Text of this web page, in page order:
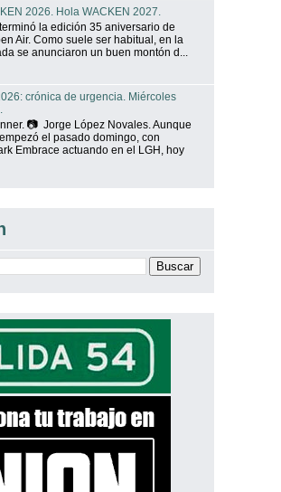
2026. Hola WACKEN 2027.
la edición 35 aniversario de
Air. Como suele ser habitual, en la
se anunciaron un buen montón d...
crónica de urgencia. Miércoles
📷 Jorge López Novales. Aunque
el pasado domingo, con
Embrace actuando en el LGH, hoy